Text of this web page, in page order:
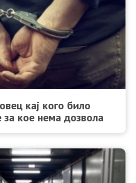
кај кого било
за кое нема дозвола